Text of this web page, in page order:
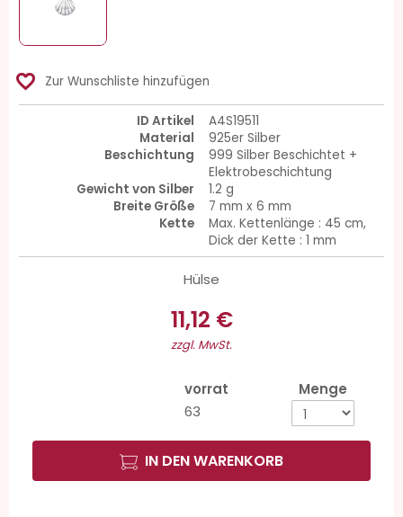
favorite_border Zur Wunschliste hinzufügen
ID Artikel
A4S19511
Material
925er Silber
Beschichtung
999 Silber Beschichtet +
Elektrobeschichtung
Gewicht von Silber
1.2 g
Breite Größe
7 mm x 6 mm
Kette
Max. Kettenlänge : 45 cm,
Dick der Kette : 1 mm
Hülse
11,12 €
zzgl. MwSt.
vorrat
63
Menge
IN DEN WARENKORB